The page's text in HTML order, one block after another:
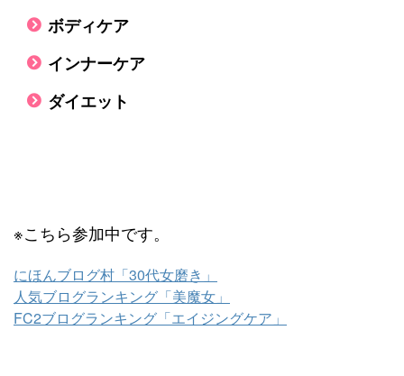
ボディケア
インナーケア
ダイエット
※こちら参加中です。
にほんブログ村「30代女磨き」
人気ブログランキング「美魔女」
FC2ブログランキング「エイジングケア」